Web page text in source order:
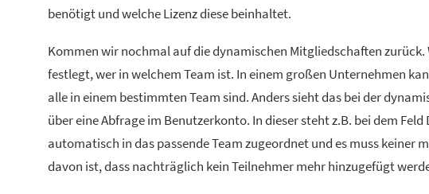
benötigt und welche Lizenz diese beinhaltet.
Kommen wir nochmal auf die dynamischen Mitgliedschaften
festlegt, wer in welchem Team ist. In einem großen Unternehmen
alle in einem bestimmten Team sind. Anders sieht das bei der
über eine Abfrage im Benutzerkonto. In dieser steht z.B. bei dem
automatisch in das passende Team zugeordnet und es muss keiner
davon ist, dass nachträglich kein Teilnehmer mehr hinzugefügt